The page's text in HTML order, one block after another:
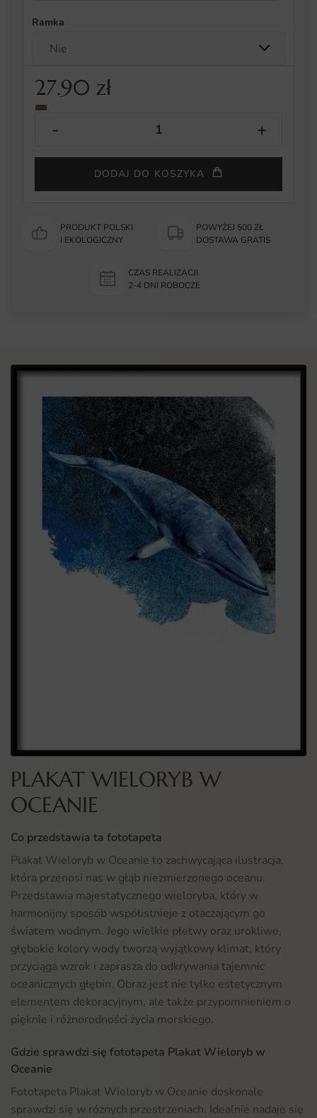
Ramka
27.90 zł
DODAJ DO KOSZYKA
PRODUKT POLSKI
I EKOLOGICZNY
POWYŻEJ 500 ZŁ
DOSTAWA GRATIS
CZAS REALIZACJI
2-4 DNI ROBOCZE
PLAKAT WIELORYB W
OCEANIE
Co przedstawia ta fototapeta
Plakat Wieloryb w Oceanie to zachwycająca ilustracja,
która przenosi nas w głąb niezmierzonego oceanu.
Przedstawia majestatycznego wieloryba, który w
harmonijny sposób współistnieje z otaczającym go
światem wodnym. Jego wielkie płetwy oraz urokliwe,
głębokie kolory wody tworzą wyjątkowy klimat, który
przyciąga wzrok i zaprasza do odkrywania tajemnic
oceanicznych głębin. Obraz jest nie tylko estetycznym
elementem dekoracyjnym, ale także przypomnieniem o
pięknie i różnorodności życia morskiego.
Gdzie sprawdzi się fototapeta Plakat Wieloryb w
Oceanie
Fototapeta Plakat Wieloryb w Oceanie doskonale
sprawdzi się w różnych przestrzeniach. Idealnie nadaje się